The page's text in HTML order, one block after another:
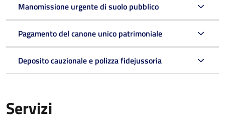
Manomissione urgente di suolo pubblico
Pagamento del canone unico patrimoniale
Deposito cauzionale e polizza fidejussoria
Servizi